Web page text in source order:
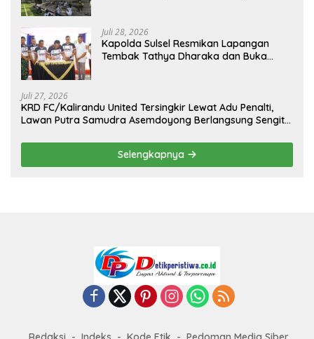
Juli 28, 2026
Kapolda Sulsel Resmikan Lapangan
Tembak Tathya Dharaka dan Buka
Juli 27, 2026
KRD FC/Kalirandu United Tersingkir Lewat Adu Penalti,
Lawan Putra Samudra Asemdoyong Berlangsung Sengit
Selengkapnya